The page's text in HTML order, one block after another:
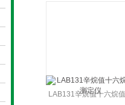
LAB131辛烷值十六烷